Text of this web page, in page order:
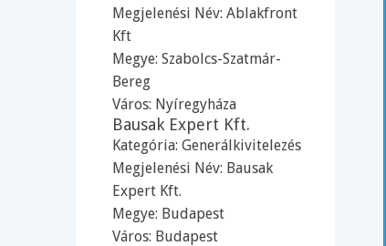
Megjelenési Név: Ablakfront
Kft
Megye: Szabolcs-Szatmár-
Bereg
Város: Nyíregyháza
Bausak Expert Kft.
Kategória: Generálkivitelezés
Megjelenési Név: Bausak
Expert Kft.
Megye: Budapest
Város: Budapest